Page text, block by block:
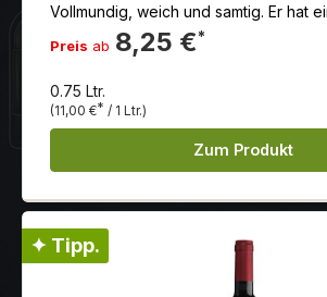
Vollmundig, weich und samtig. Er hat
Restsüße, was ihn besonders gefällig
Tannine sind sanft und gut
Preis ab 8,25 €*
0.75 Ltr.
(11,00 €* / 1 Ltr.)
Zum Produkt
✦ Tipp.